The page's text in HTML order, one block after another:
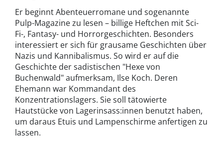
Er beginnt Abenteuerromane und sogenannte
Pulp-Magazine zu lesen – billige Heftchen mit Sci-
Fi-, Fantasy- und Horrorgeschichten. Besonders
interessiert er sich für grausame Geschichten über
Nazis und Kannibalismus. So wird er auf die
Geschichte der sadistischen "Hexe von
Buchenwald" aufmerksam, Ilse Koch. Deren
Ehemann war Kommandant des
Konzentrationslagers. Sie soll tätowierte
Hautstücke von Lagerinsass:innen benutzt haben,
um daraus Etuis und Lampenschirme anfertigen zu
lassen.